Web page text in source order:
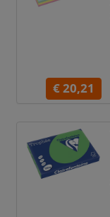
€ 20,21